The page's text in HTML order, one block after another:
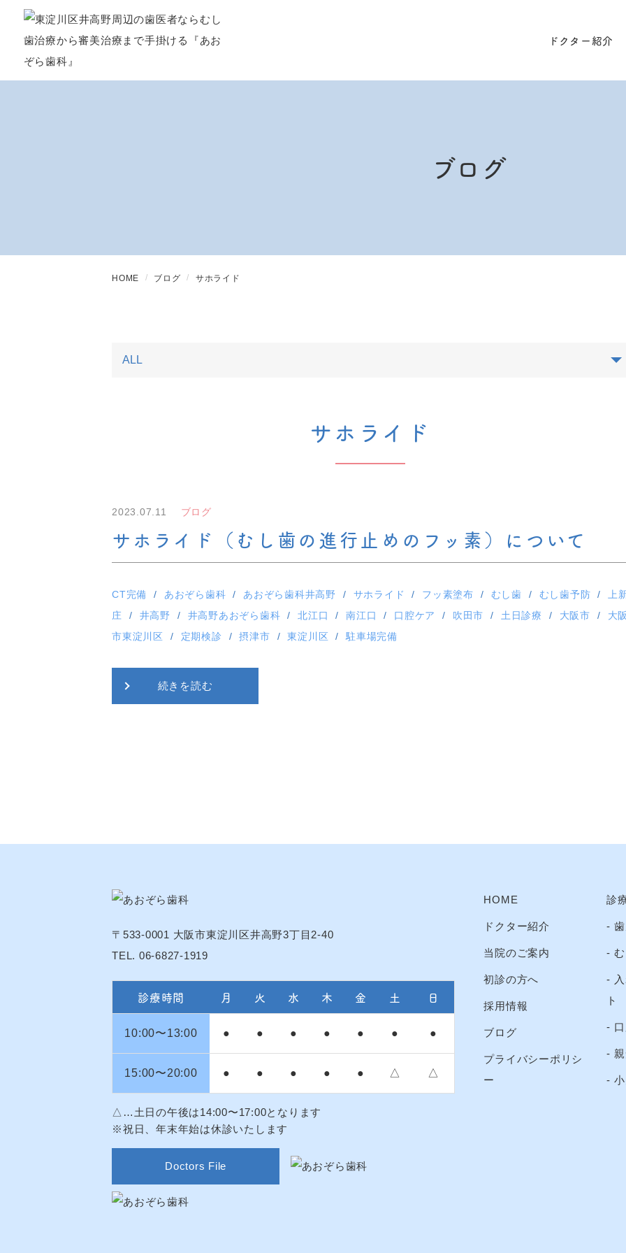
ドクター紹介
ブログ
HOME ブログ サホライド
サホライド
2023.07.11 ブログ
サホライド（むし歯の進行止めのフッ素）について
CT完備 あおぞら歯科 あおぞら歯科井高野 サホライド フッ素塗布 むし歯 むし歯予防
上
庄
井高野 井高野あおぞら歯科 北江口 南江口 口腔ケア 吹田市 土日診療 大阪市
大
市東淀川区
定期検診 摂津市 東淀川区 駐車場完備
続きを読む
〒533-0001 大阪市東淀川区井高野3丁目2-40
TEL. 06-6827-1919
診療時間 月 火 水 木 金 土 日
10:00〜13:00 ● ● ● ● ● ● ●
15:00〜20:00 ● ● ● ● ● △ △
△…土日の午後は14:00〜17:00となります
※祝日、年末年始は休診いたします
Doctors File
HOME
ドクター紹介
当院のご案内
初診の方へ
採用情報
ブログ
プライバシーポリシ
ー
診
ト